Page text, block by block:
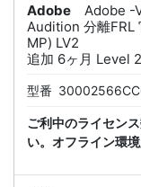
Adobe
Adobe -
Audition 分離FRL
MP) LV2
追加 6ヶ月 Level
型番
ご利中のライセン
い。オフライン環